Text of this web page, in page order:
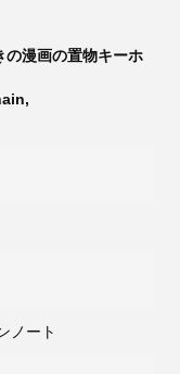
の漫画の置物キーホ
,
ノート